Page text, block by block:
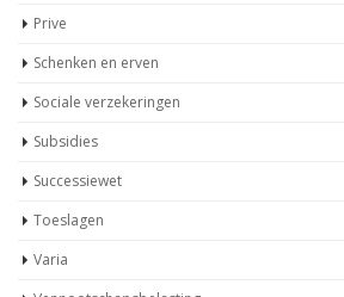
Prive
Schenken en erven
Sociale verzekeringen
Subsidies
Successiewet
Toeslagen
Varia